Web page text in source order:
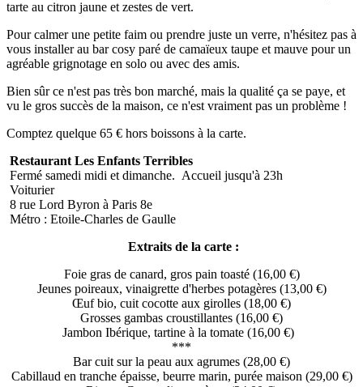
tarte au citron jaune et zestes de vert.
Pour calmer une petite faim ou prendre juste un verre, n'hésitez pas à
vous installer au bar cosy paré de camaïeux taupe et mauve pour un
agréable grignotage en solo ou avec des amis.
Bien sûr ce n'est pas très bon marché, mais la qualité ça se paye, et
vu le gros succès de la maison, ce n'est vraiment pas un problème !
Comptez quelque 65 € hors boissons à la carte.
Restaurant Les Enfants Terribles
Fermé samedi midi et dimanche. Accueil jusqu'à 23h
Voiturier
8 rue Lord Byron à Paris 8e
Métro : Etoile-Charles de Gaulle
Extraits de la carte :
Foie gras de canard, gros pain toasté (16,00 €)
Jeunes poireaux, vinaigrette d'herbes potagères (13,00 €)
Œuf bio, cuit cocotte aux girolles (18,00 €)
Grosses gambas croustillantes (16,00 €)
Jambon Ibérique, tartine à la tomate (16,00 €)
***
Bar cuit sur la peau aux agrumes (28,00 €)
Cabillaud en tranche épaisse, beurre marin, purée maison (29,00 €)